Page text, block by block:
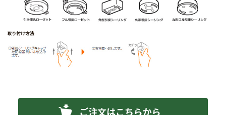
ご注文はこちらから